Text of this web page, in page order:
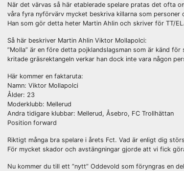
När det värvas så här etablerade spelare pratas det ofta
våra fyra nyförvärv mycket beskriva killarna som personer
Han som gör detta heter Martin Ahlin och skriver för TT/
Så här beskriver Martin Ahlin Viktor Mollapolci:
”Molla” är en före detta pojklandslagsman som är känd
kritade gräsrektangeln verkar han dock inte vara någon
Här kommer en faktaruta:
Namn: Viktor Mollapolci
Ålder: 23
Moderklubb: Mellerud
Andra tidigare klubbar: Mellerud, Åsebro, FC Trollhättan
Position forward
Riktigt många bra spelare i årets Fct. Vad är enligt dig
För mycket skador och avstängningar gjorde att vi fick
Nu kommer du till ett ”nytt” Oddevold som föryngras en